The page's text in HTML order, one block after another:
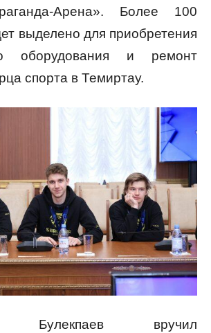
Арена». Более 100
выделено для приобретения
оборудования и ремонт
спорта в Темиртау.
Булекпаев вручил